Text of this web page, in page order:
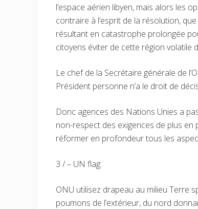
l’espace aérien libyen, mais alors les
contraire à l’esprit de la résolution,
résultant en catastrophe prolongée
citoyens éviter de cette région volatile
Le chef de la Secrétaire générale de
Président personne n’a le droit de
Donc agences des Nations Unies a
non-respect des exigences de plus
réformer en profondeur tous les
3 / – UN flag:
ONU utilisez drapeau au milieu Terre
poumons de l’extérieur, du nord